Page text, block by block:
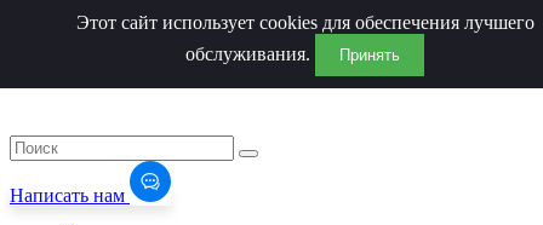
Написать нам
Этот сайт использует cookies для обеспечения лучшего
обслуживания.
Принять